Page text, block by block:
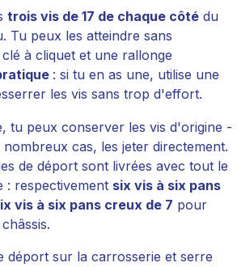
trois vis de 17 de chaque côté du
Tu peux les atteindre sans
à cliquet et une rallonge
: si tu en as une, utilise une
les vis sans trop d'effort.
tu peux conserver les vis d'origine -
cas, les jeter directement.
de déport sont livrées avec tout le
: respectivement six vis à six pans
vis à six pans creux de 7 pour
déport sur la carrosserie et serre